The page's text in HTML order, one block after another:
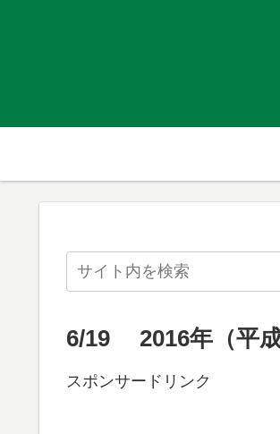
6/19 2016年（平
スポンサードリンク